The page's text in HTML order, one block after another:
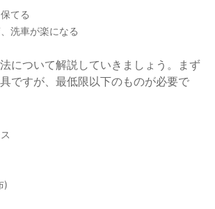
てる
洗車が楽になる
について解説していきましょう。まず
ですが、最低限以下のものが必要で
)